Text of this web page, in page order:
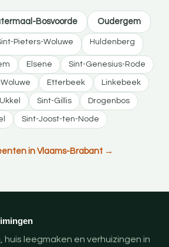
Bosvoorde Oudergem
Pieters-Woluwe Huldenberg
Elsene Sint-Genesius-Rode
Etterbeek Linkebeek
Ukkel Sint-Gillis Drogenbos
Sint-Joost-ten-Node
in Vlaams-Brabant →
huis leegmaken en verhuizingen in